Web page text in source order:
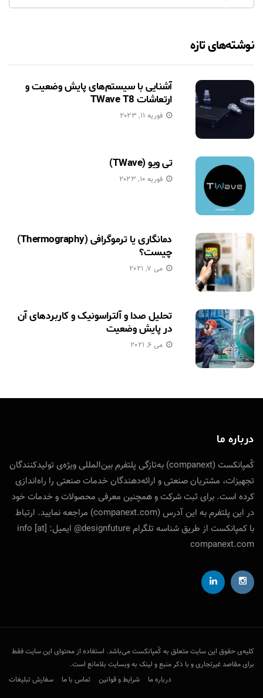
نوشته‌های تازه
آشنایی با سیستم‌های پایش وضعیت و
ارتعاشات TWave T8
فوریه 11, 2023
تی ویو (TWave)
فوریه 10, 2023
دمانگاری یا ترموگرافی (Thermography)
چیست؟
می 7, 2021
تحلیل صدا و آلتراسونیک و کاربردهای آن
در پایش وضعیت
می 6, 2021
درباره ما
کُمپانکست (companext) به‌تازگی پلتفرم بین‌المللی ویژه‌ی تولید‌کنندگان
تجهیزات، مشتریان صنعتی و ارائه‌دهندگان خدمات صنعتی را راه‌اندازی
کرده است. برای ثبت شرکت و همچنین معرفی محصولات و خدمات خود
در این پلتفرم به این آدرس (companext.com) مراجعه نمایید. ارتباط
با کمپانکست از طریق شناسه تلگرام designfuture@ ایمیل: info [at]
companext.com
کلیه‌ی حقوق این سایت متعلق به کُمپانکست می‌باشد. استفاده از محتوای این سایت فقط
برای مقاصد غیرتجاری و با ذکر منبع و لینک به وبسایت بلامانع است.
درباره ما
شرایط و قوانین تماس با ما سفارش تبلیغات